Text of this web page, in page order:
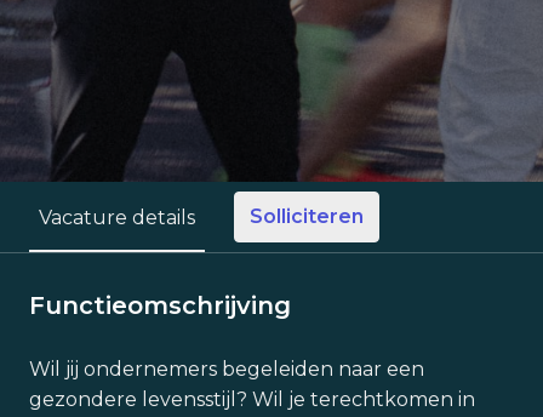
Vacature details Solliciteren
Functieomschrijving
Wil jij ondernemers begeleiden naar een
gezondere levensstijl? Wil je terechtkomen in